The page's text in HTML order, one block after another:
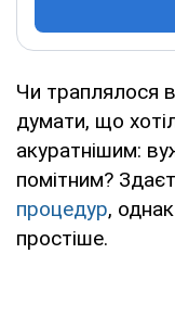
Чи траплялося
думати, що
акуратнішим:
помітним?
процедур,
простіше.